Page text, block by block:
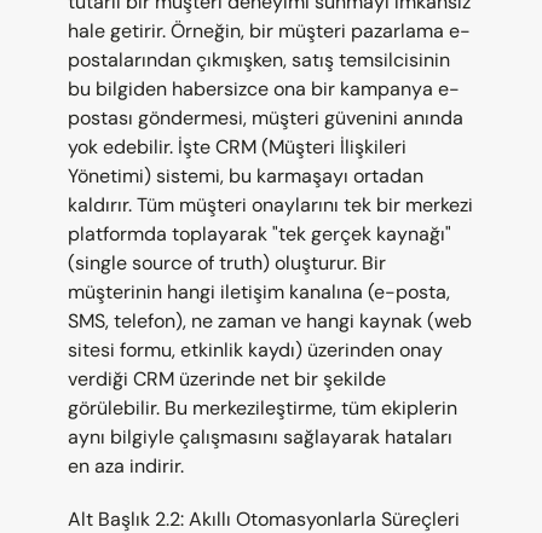
hale getirir. Örneğin, bir müşteri pazarlama e-
postalarından çıkmışken, satış temsilcisinin
bu bilgiden habersizce ona bir kampanya e-
postası göndermesi, müşteri güvenini anında
yok edebilir. İşte CRM (Müşteri İlişkileri
Yönetimi) sistemi, bu karmaşayı ortadan
kaldırır. Tüm müşteri onaylarını tek bir merkezi
platformda toplayarak "tek gerçek kaynağı"
(single source of truth) oluşturur. Bir
müşterinin hangi iletişim kanalına (e-posta,
SMS, telefon), ne zaman ve hangi kaynak (web
sitesi formu, etkinlik kaydı) üzerinden onay
verdiği CRM üzerinde net bir şekilde
görülebilir. Bu merkezileştirme, tüm ekiplerin
aynı bilgiyle çalışmasını sağlayarak hataları
en aza indirir.
Alt Başlık 2.2: Akıllı Otomasyonlarla Süreçleri